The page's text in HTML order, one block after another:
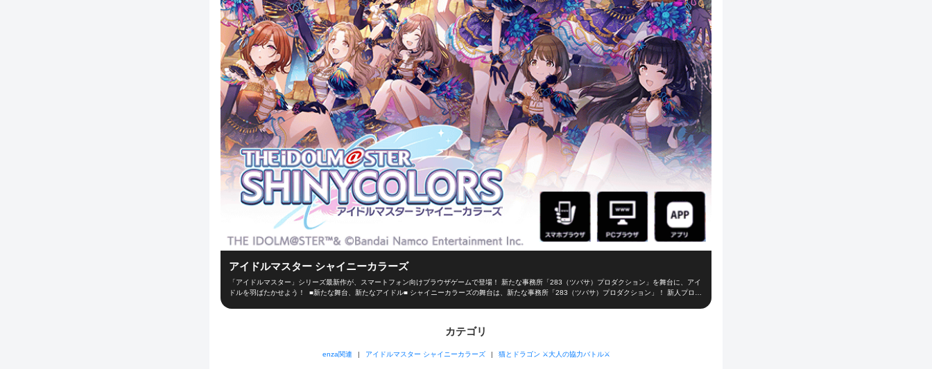
アイドルマスター シャイニーカラーズ
「アイドルマスター」シリーズ最新作が、スマートフォン向けブラウザゲームで登場！ 新たな事務所「283（ツバサ）プロダクション」を舞台に、アイ
ドルを羽ばたかせよう！ ■新たな舞台、新たなアイドル■ シャイニーカラーズの舞台は、新たな事務所「283（ツバサ）プロダクション」！ 新人プロデ
からライブ直前まで、コミュを通じてアイドルを支えよう！ 見事コミュニケーションに成功するとアイドルのテンションが上がり、プロデューサーとの
デューサーとライブ対戦！プロデュースの手腕を競い合い、目指せ、アイドルマスター！ ■enzaだから、手軽に遊べる■ 長時間のインストール不要で、
カテゴリ
enza関連 アイドルマスター シャイニーカラーズ 猫とドラゴン ⚔大人の協力バトル⚔